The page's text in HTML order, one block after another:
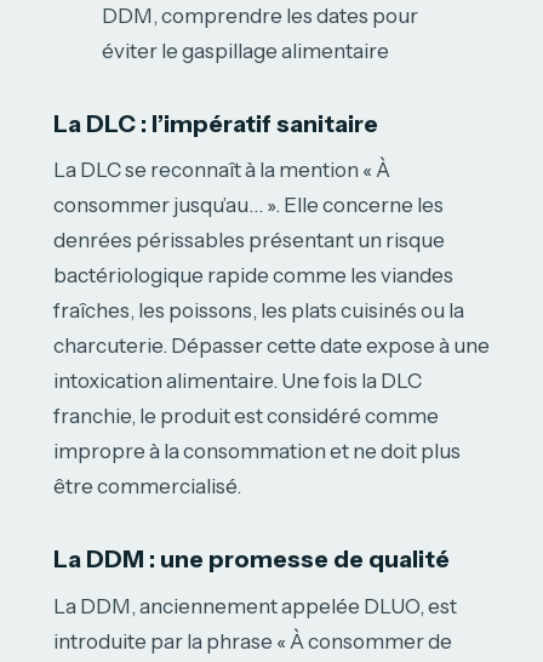
DDM, comprendre les dates pour
éviter le gaspillage alimentaire
La DLC : l’impératif sanitaire
La DLC se reconnaît à la mention « À
consommer jusqu’au… ». Elle concerne les
denrées périssables présentant un risque
bactériologique rapide comme les viandes
fraîches, les poissons, les plats cuisinés ou la
charcuterie. Dépasser cette date expose à une
intoxication alimentaire. Une fois la DLC
franchie, le produit est considéré comme
impropre à la consommation et ne doit plus
être commercialisé.
La DDM : une promesse de qualité
La DDM, anciennement appelée DLUO, est
introduite par la phrase « À consommer de